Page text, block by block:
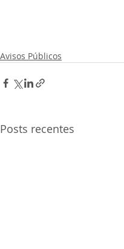
Avisos Públicos
Posts recentes